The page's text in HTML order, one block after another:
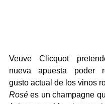
Veuve Clicquot
nueva apuesta poder
gusto actual de los vinos
Rosé es un champagne